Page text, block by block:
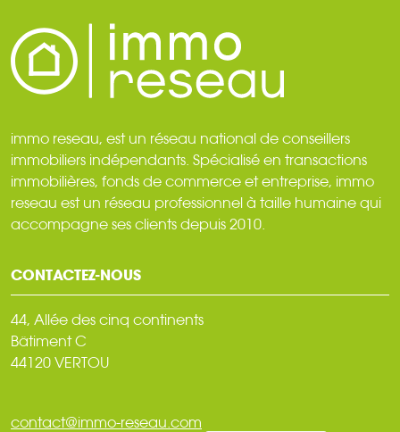
immo reseau, est un réseau national de conseillers
immobiliers indépendants. Spécialisé en transactions
immobilières, fonds de commerce et entreprise, immo
reseau est un réseau professionnel à taille humaine qui
accompagne ses clients depuis 2010.
CONTACTEZ-NOUS
44, Allée des cinq continents
Bâtiment C
44120 VERTOU
contact@immo-reseau.com